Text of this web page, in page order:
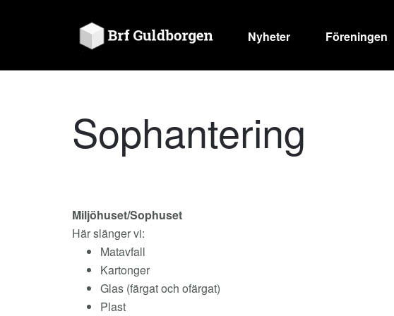
Nyheter Föreningen
Sophantering
Miljöhuset/Sophuset
Här slänger vi:
Matavfall
Kartonger
Glas (färgat och ofärgat)
Plast